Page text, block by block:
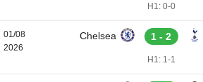
H1: 0-0
01/08
2026
Chelsea 1 - 2
H1: 1-1